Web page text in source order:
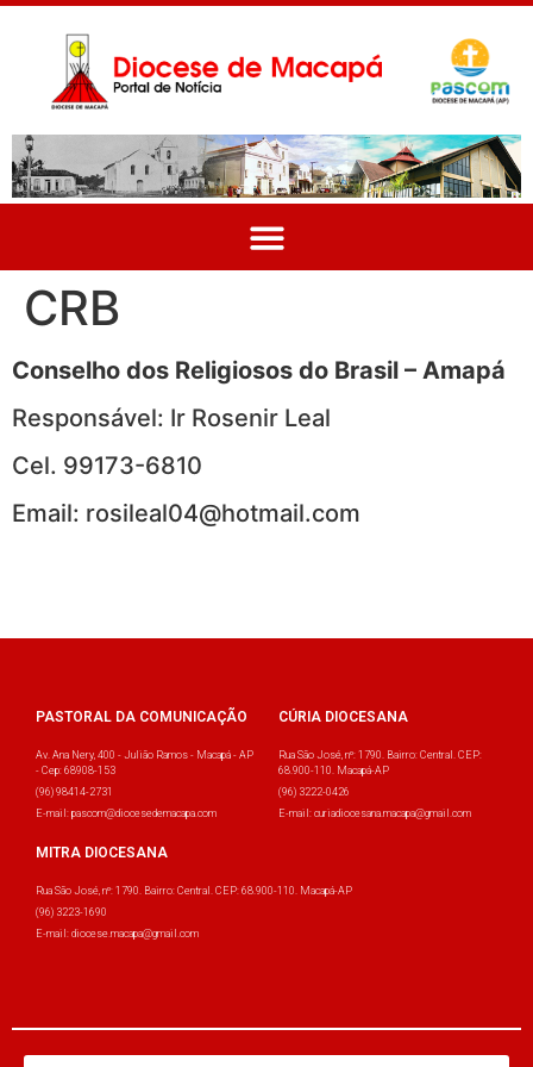
CRB
Conselho dos Religiosos do Brasil – Amapá
Responsável: Ir Rosenir Leal
Cel. 99173-6810
Email: rosileal04@hotmail.com
PASTORAL DA COMUNICAÇÃO
Av. Ana Nery, 400 - Julião Ramos - Macapá - AP
- Cep: 68908-153
(96) 98414-2731
E-mail: pascom@diocesedemacapa.com
CÚRIA DIOCESANA
Rua São José, nº: 1790. Bairro: Central. CEP:
68.900-110. Macapá-AP
(96) 3222-0426
E-mail: curiadiocesana.macapa@gmail.com
MITRA DIOCESANA
Rua São José, nº: 1790. Bairro: Central. CEP: 68.900-110. Macapá-AP
(96) 3223-1690
E-mail: diocese.macapa@gmail.com